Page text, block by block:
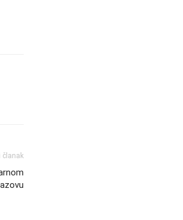
članak